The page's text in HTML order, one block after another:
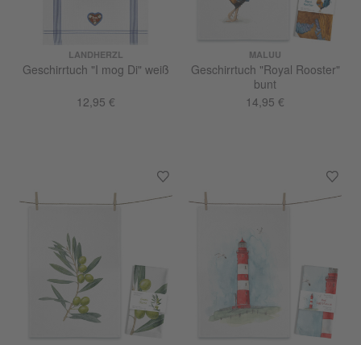
LANDHERZL
Geschirrtuch "I mog Di" weiß
12,95 €
MALUU
Geschirrtuch "Royal Rooster"
bunt
14,95 €